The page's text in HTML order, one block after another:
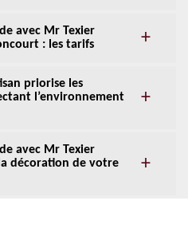
avec Mr Texier
: les tarifs
priorise les
l’environnement
avec Mr Texier
décoration de votre